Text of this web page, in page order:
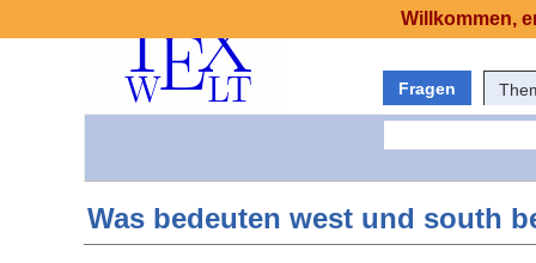
Fragen
Was bedeuten west und south
Willkommen,